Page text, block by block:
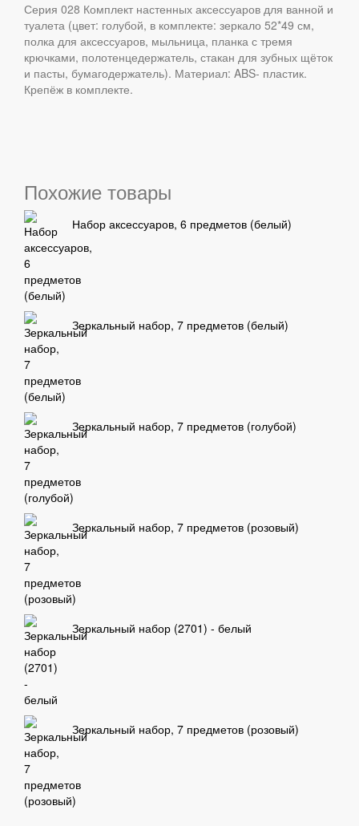
Серия 028 Комплект настенных аксессуаров для ванной и
туалета (цвет: голубой, в комплекте: зеркало 52*49 см,
полка для аксессуаров, мыльница, планка с тремя
крючками, полотенцедержатель, стакан для зубных щёток
и пасты, бумагодержатель). Материал: ABS- пластик.
Крепёж в комплекте.
Похожие товары
Набор аксессуаров, 6 предметов (белый)
Зеркальный набор, 7 предметов (белый)
Зеркальный набор, 7 предметов (голубой)
Зеркальный набор, 7 предметов (розовый)
Зеркальный набор (2701) - белый
Зеркальный набор, 7 предметов (розовый)